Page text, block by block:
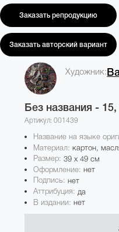
Заказать репродукцию
Заказать авторский вариант
Художник:
Без названия - 15,
Артикул: 001439
Название на языке
Материал: картон,
Размер: 39 x 49 см
Оформление:нет
Подпись:нет
Аттрибуция: да
В издании:нет